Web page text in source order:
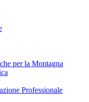
per la Montagna
Professionale